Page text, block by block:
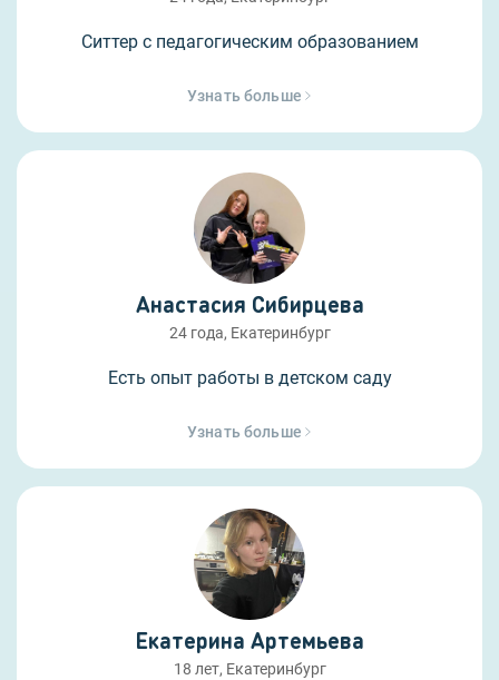
Ситтер с педагогическим образованием
Узнать больше
Анастасия Сибирцева
24 года, Екатеринбург
Есть опыт работы в детском саду
Узнать больше
Екатерина Артемьева
18 лет, Екатеринбург